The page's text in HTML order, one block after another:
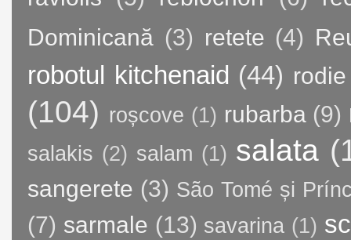
Dominicană (3) retete (4)
robotul kitchenaid (44) rodie
(104) roșcove (1) rubarba (9)
salakis (2) salam (1) salata
sangerete (3) São Tomé și
(7) sarmale (13) savarina (1)